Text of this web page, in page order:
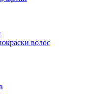
волос